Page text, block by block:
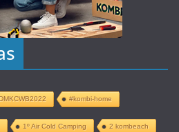
#kombi-home
1º Air Cold Camping 2 kombeach